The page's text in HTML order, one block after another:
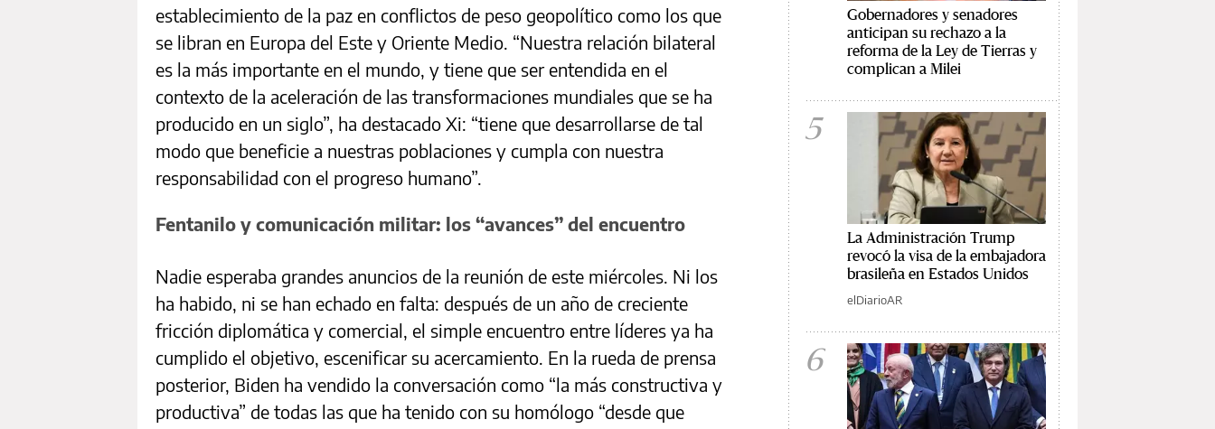
establecimiento de la paz en conflictos de peso geopolítico como los que
se libran en Europa del Este y Oriente Medio. “Nuestra relación bilateral
es la más importante en el mundo, y tiene que ser entendida en el
contexto de la aceleración de las transformaciones mundiales que se ha
producido en un siglo”, ha destacado Xi: “tiene que desarrollarse de tal
modo que beneficie a nuestras poblaciones y cumpla con nuestra
responsabilidad con el progreso humano”.
Fentanilo y comunicación militar: los “avances” del encuentro
Nadie esperaba grandes anuncios de la reunión de este miércoles. Ni los
ha habido, ni se han echado en falta: después de un año de creciente
fricción diplomática y comercial, el simple encuentro entre líderes ya ha
cumplido el objetivo, escenificar su acercamiento. En la rueda de prensa
posterior, Biden ha vendido la conversación como “la más constructiva y
productiva” de todas las que ha tenido con su homólogo “desde que
Gobernadores y senadores
anticipan su rechazo a la
reforma de la Ley de Tierras y
complican a Milei
5
La Administración Trump
revocó la visa de la embajadora
brasileña en Estados Unidos
elDiarioAR
6